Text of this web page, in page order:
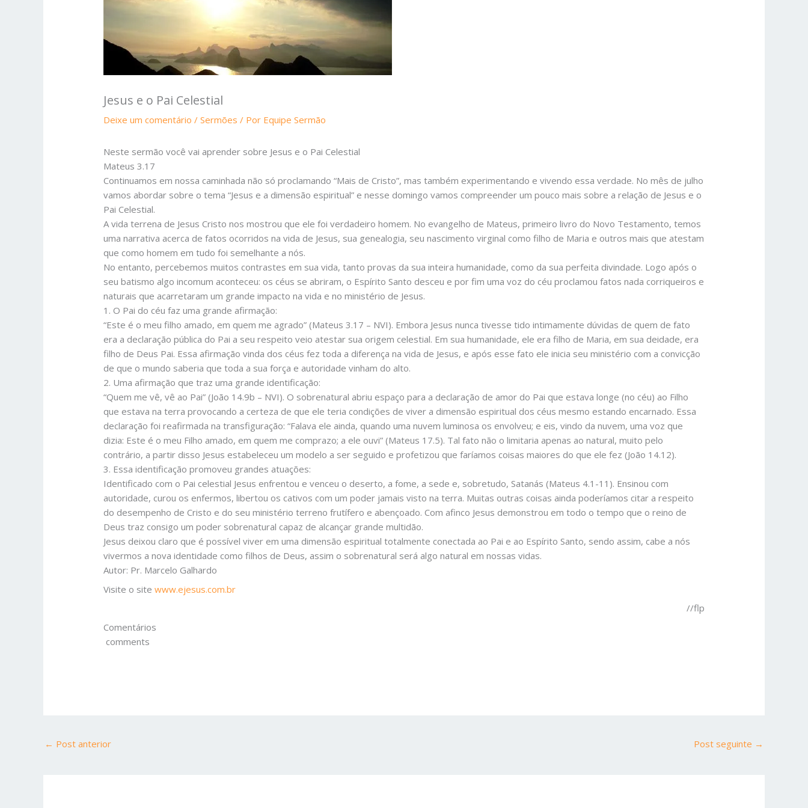
Jesus e o Pai Celestial
Deixe um comentário /Sermões / Por Equipe Sermão
Neste sermão você vai aprender sobre Jesus e o Pai Celestial
Mateus 3.17
Continuamos em nossa caminhada não só proclamando “Mais de Cristo”, mas também experimentando e vivendo essa verdade. No mês de julho
vamos abordar sobre o tema “Jesus e a dimensão espiritual” e nesse domingo vamos compreender um pouco mais sobre a relação de Jesus e o
Pai Celestial.
A vida terrena de Jesus Cristo nos mostrou que ele foi verdadeiro homem. No evangelho de Mateus, primeiro livro do Novo Testamento, temos
uma narrativa acerca de fatos ocorridos na vida de Jesus, sua genealogia, seu nascimento virginal como filho de Maria e outros mais que atestam
que como homem em tudo foi semelhante a nós.
No entanto, percebemos muitos contrastes em sua vida, tanto provas da sua inteira humanidade, como da sua perfeita divindade. Logo após o
seu batismo algo incomum aconteceu: os céus se abriram, o Espírito Santo desceu e por fim uma voz do céu proclamou fatos nada corriqueiros e
naturais que acarretaram um grande impacto na vida e no ministério de Jesus.
1. O Pai do céu faz uma grande afirmação:
“Este é o meu filho amado, em quem me agrado” (Mateus 3.17 – NVI). Embora Jesus nunca tivesse tido intimamente dúvidas de quem de fato
era a declaração pública do Pai a seu respeito veio atestar sua origem celestial. Em sua humanidade, ele era filho de Maria, em sua deidade, era
filho de Deus Pai. Essa afirmação vinda dos céus fez toda a diferença na vida de Jesus, e após esse fato ele inicia seu ministério com a convicção
de que o mundo saberia que toda a sua força e autoridade vinham do alto.
2. Uma afirmação que traz uma grande identificação:
“Quem me vê, vê ao Pai” (João 14.9b – NVI). O sobrenatural abriu espaço para a declaração de amor do Pai que estava longe (no céu) ao Filho
que estava na terra provocando a certeza de que ele teria condições de viver a dimensão espiritual dos céus mesmo estando encarnado. Essa
declaração foi reafirmada na transfiguração: “Falava ele ainda, quando uma nuvem luminosa os envolveu; e eis, vindo da nuvem, uma voz que
dizia: Este é o meu Filho amado, em quem me comprazo; a ele ouvi” (Mateus 17.5). Tal fato não o limitaria apenas ao natural, muito pelo
contrário, a partir disso Jesus estabeleceu um modelo a ser seguido e profetizou que faríamos coisas maiores do que ele fez (João 14.12).
3. Essa identificação promoveu grandes atuações:
Identificado com o Pai celestial Jesus enfrentou e venceu o deserto, a fome, a sede e, sobretudo, Satanás (Mateus 4.1-11). Ensinou com
autoridade, curou os enfermos, libertou os cativos com um poder jamais visto na terra. Muitas outras coisas ainda poderíamos citar a respeito
do desempenho de Cristo e do seu ministério terreno frutífero e abençoado. Com afinco Jesus demonstrou em todo o tempo que o reino de
Deus traz consigo um poder sobrenatural capaz de alcançar grande multidão.
Jesus deixou claro que é possível viver em uma dimensão espiritual totalmente conectada ao Pai e ao Espírito Santo, sendo assim, cabe a nós
vivermos a nova identidade como filhos de Deus, assim o sobrenatural será algo natural em nossas vidas.
Autor: Pr. Marcelo Galhardo
Visite o sitewww.ejesus.com.br
//flp
Comentários
comments
← Post anterior Post seguinte →